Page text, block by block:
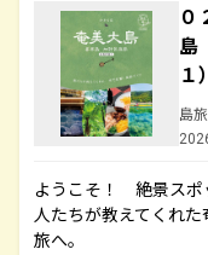
島
島旅
ようこそ！ 絶景スポ
人たちが教えてくれ
旅へ。